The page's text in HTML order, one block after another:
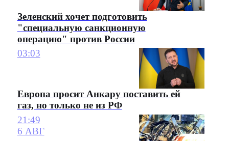
Зеленский хочет подготовить
"специальную санкционную
операцию" против России
03:03
Европа просит Анкару поставить ей
газ, но только не из РФ
21:49
6 АВГ